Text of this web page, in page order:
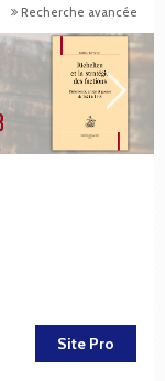
Recherche avancée
Site Pro